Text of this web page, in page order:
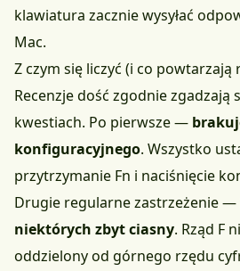
klawiatura zacznie wysyłać
Mac.
Z czym się liczyć (i co powtarzają
Recenzje dość zgodnie zgadzają
kwestiach. Po pierwsze —
konfiguracyjnego. Wszystko
przytrzymanie Fn i naciśnięcie
Drugie regularne zastrzeżenie —
niektórych zbyt ciasny. Rząd F
oddzielony od górnego rzędu